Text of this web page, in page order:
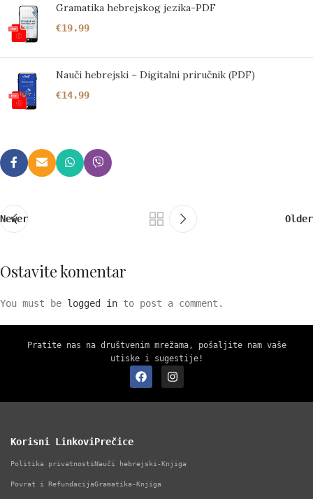
Gramatika hebrejskog jezika-PDF
€19.99
Nauči hebrejski – Digitalni priručnik (PDF)
€14.99
Newer Older
Ostavite komentar
You must be logged in to post a comment.
Pratite nas na društvenim mrežama, pošaljite nam vaše
utiske i sugestije!
Korisni Linkovi
Politika privatnosti
Povrat i Refundacija
Prečice
Nauči hebrejski-Knjiga
Gramatika-Knjiga